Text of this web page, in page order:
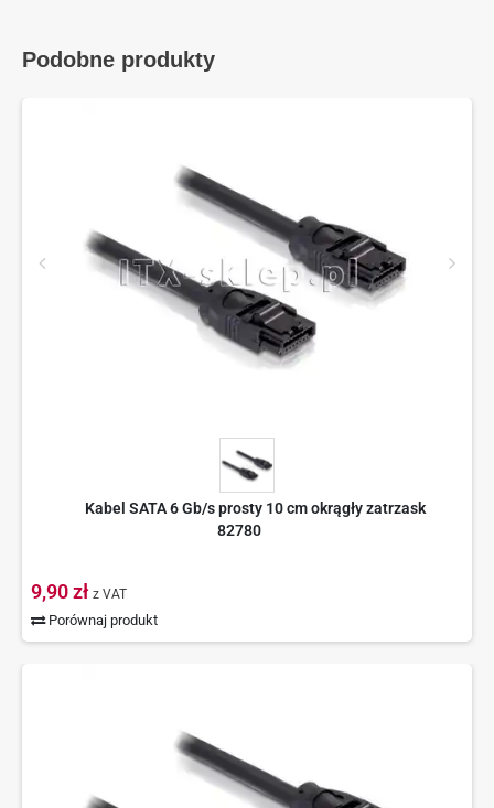
Podobne produkty
Kabel SATA 6 Gb/s prosty 10 cm okrągły zatrzask
82780
9,90 zł z VAT
Porównaj produkt